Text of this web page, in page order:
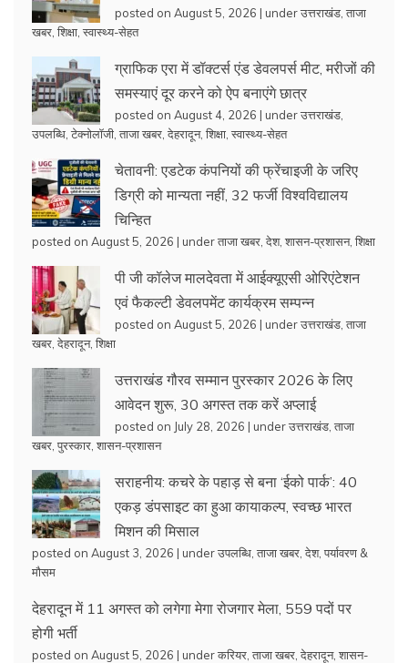
posted on August 5, 2026 | underउत्तराखंड ताजा
खबर शिक्षा स्वास्थ्य-सेहत
ग्राफिक एरा में डॉक्टर्स एंड डेवलपर्स मीट, मरीजों की
समस्याएं दूर करने को ऐप बनाएंगे छात्र
posted on August 4, 2026 | underउत्तराखंड
उपलब्धि टेक्नोलॉजी ताजा खबर देहरादून, शिक्षा स्वास्थ्य-सेहत
चेतावनी: एडटेक कंपनियों की फ्रेंचाइजी के जरिए
डिग्री को मान्यता नहीं, 32 फर्जी विश्वविद्यालय
चिन्हित
posted on August 5, 2026 | underताजा खबर देश, शासन-प्रशासन, शिक्षा
पी जी कॉलेज मालदेवता में आईक्यूएसी ओरिएंटेशन
एवं फैकल्टी डेवलपमेंट कार्यक्रम सम्पन्न
posted on August 5, 2026 | underउत्तराखंड ताजा
खबर देहरादून, शिक्षा
उत्तराखंड गौरव सम्मान पुरस्कार 2026 के लिए
आवेदन शुरू, 30 अगस्त तक करें अप्लाई
posted on July 28, 2026 | underउत्तराखंड ताजा
खबर पुरस्कार शासन-प्रशासन
सराहनीय: कचरे के पहाड़ से बना ‘ईको पार्क’: 40
एकड़ डंपसाइट का हुआ कायाकल्प, स्वच्छ भारत
मिशन की मिसाल
posted on August 3, 2026 | underउपलब्धि ताजा खबर देश, पर्यावरण &
मौसम
देहरादून में 11 अगस्त को लगेगा मेगा रोजगार मेला, 559 पदों पर
होगी भर्ती
posted on August 5, 2026 | underकरियर ताजा खबर देहरादून, शासन-